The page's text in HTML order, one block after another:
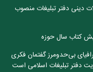
دینی دفتر تبلیغات منصوب
کتاب سال حوزه
بی‌حدومرز گفتمان فکری
دفتر تبلیغات اسلامی است